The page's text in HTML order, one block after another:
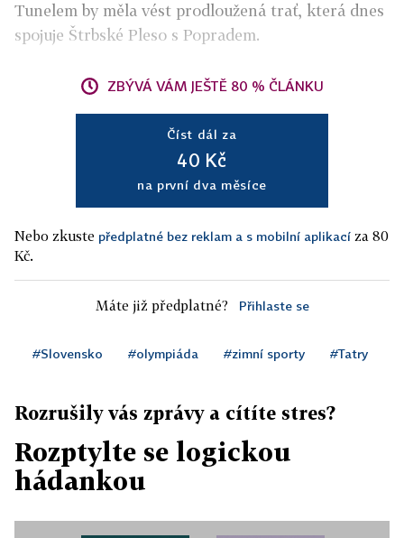
Tunelem by měla vést prodloužená trať, která dnes
spojuje Štrbské Pleso s Popradem.
ZBÝVÁ VÁM JEŠTĚ 80 % ČLÁNKU
Číst dál za
40 Kč
na první dva měsíce
Nebo zkuste předplatné bez reklam a s mobilní aplikací za 80
Kč.
Máte již předplatné? Přihlaste se
#Slovensko #olympiáda #zimní sporty #Tatry
Rozrušily vás zprávy a cítíte stres?
Rozptylte se logickou
hádankou